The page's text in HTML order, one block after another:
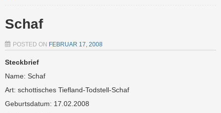
Schaf
POSTED ON FEBRUAR 17, 2008
Steckbrief
Name: Schaf
Art: schottisches Tiefland-Todstell-Schaf
Geburtsdatum: 17.02.2008